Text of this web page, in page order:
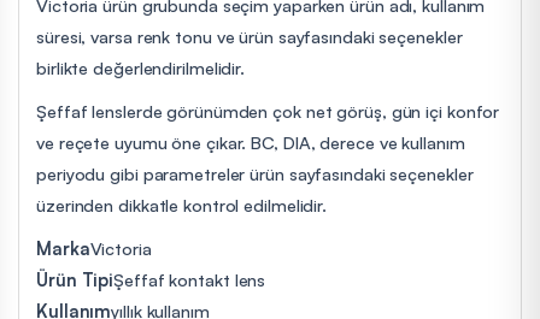
Victoria ürün grubunda seçim yaparken ürün adı, kullanım
süresi, varsa renk tonu ve ürün sayfasındaki seçenekler
birlikte değerlendirilmelidir.
Şeffaf lenslerde görünümden çok net görüş, gün içi konfor
ve reçete uyumu öne çıkar. BC, DIA, derece ve kullanım
periyodu gibi parametreler ürün sayfasındaki seçenekler
üzerinden dikkatle kontrol edilmelidir.
MarkaVictoria
Ürün TipiŞeffaf kontakt lens
Kullanımyıllık kullanım